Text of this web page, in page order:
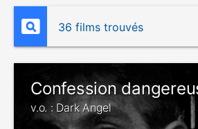
36 films trouvés
Confession
v.o. : Dark Angel